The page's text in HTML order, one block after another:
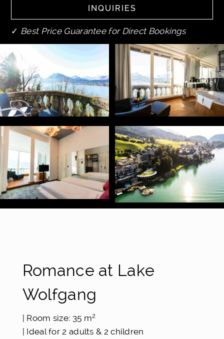
INQUIRIES
INQUIRIES
✓ Best Price Guarantee for Direct Bookings
Romance at Lake
Wolfgang
| Room size: 35 m2
| Ideal for 2 adults & 2 children